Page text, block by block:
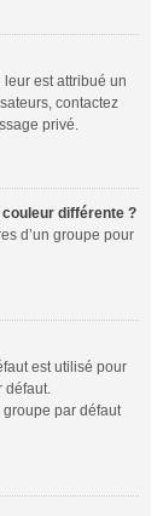
leur est attribué un
contactez
privé.
différente ?
d’un groupe pour
est utilisé pour
défaut.
groupe par défaut